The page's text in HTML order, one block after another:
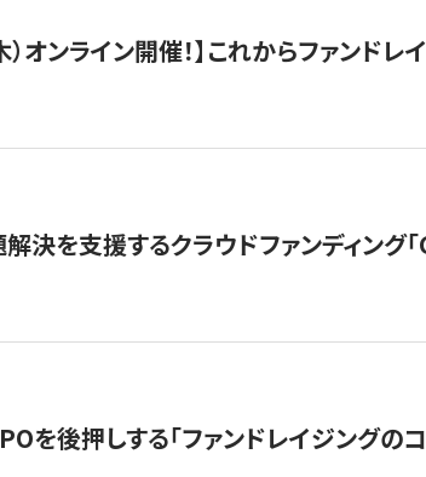
）オンライン開催！】これからファンド
決を支援するクラウドファンディン
を後押しする「ファンドレイジングの